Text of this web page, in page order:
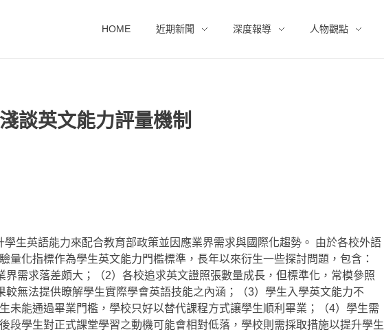
HOME 近期新聞 深度報導 人物觀點
談英文能力評量機制
生英語能力來配合教育部政策並因應業界需求與國際化趨勢。 由於各校外語
量化指標作為學生英文能力門檻標準，長年以來衍生一些探討問題，包含：
界需求落差頗大；（2）各校追求英文證照張數量成長，但標準化，常模參照
無法提供瞭解學生實際學會英語技能之內涵；（3）學生入學英文能力不
未能通過畢業門檻，學校只好以替代課程方式讓學生順利畢業；（4）學生需
段學生對正式課堂學習之動機可能會相對低落，學校則需採取措施以提升學生